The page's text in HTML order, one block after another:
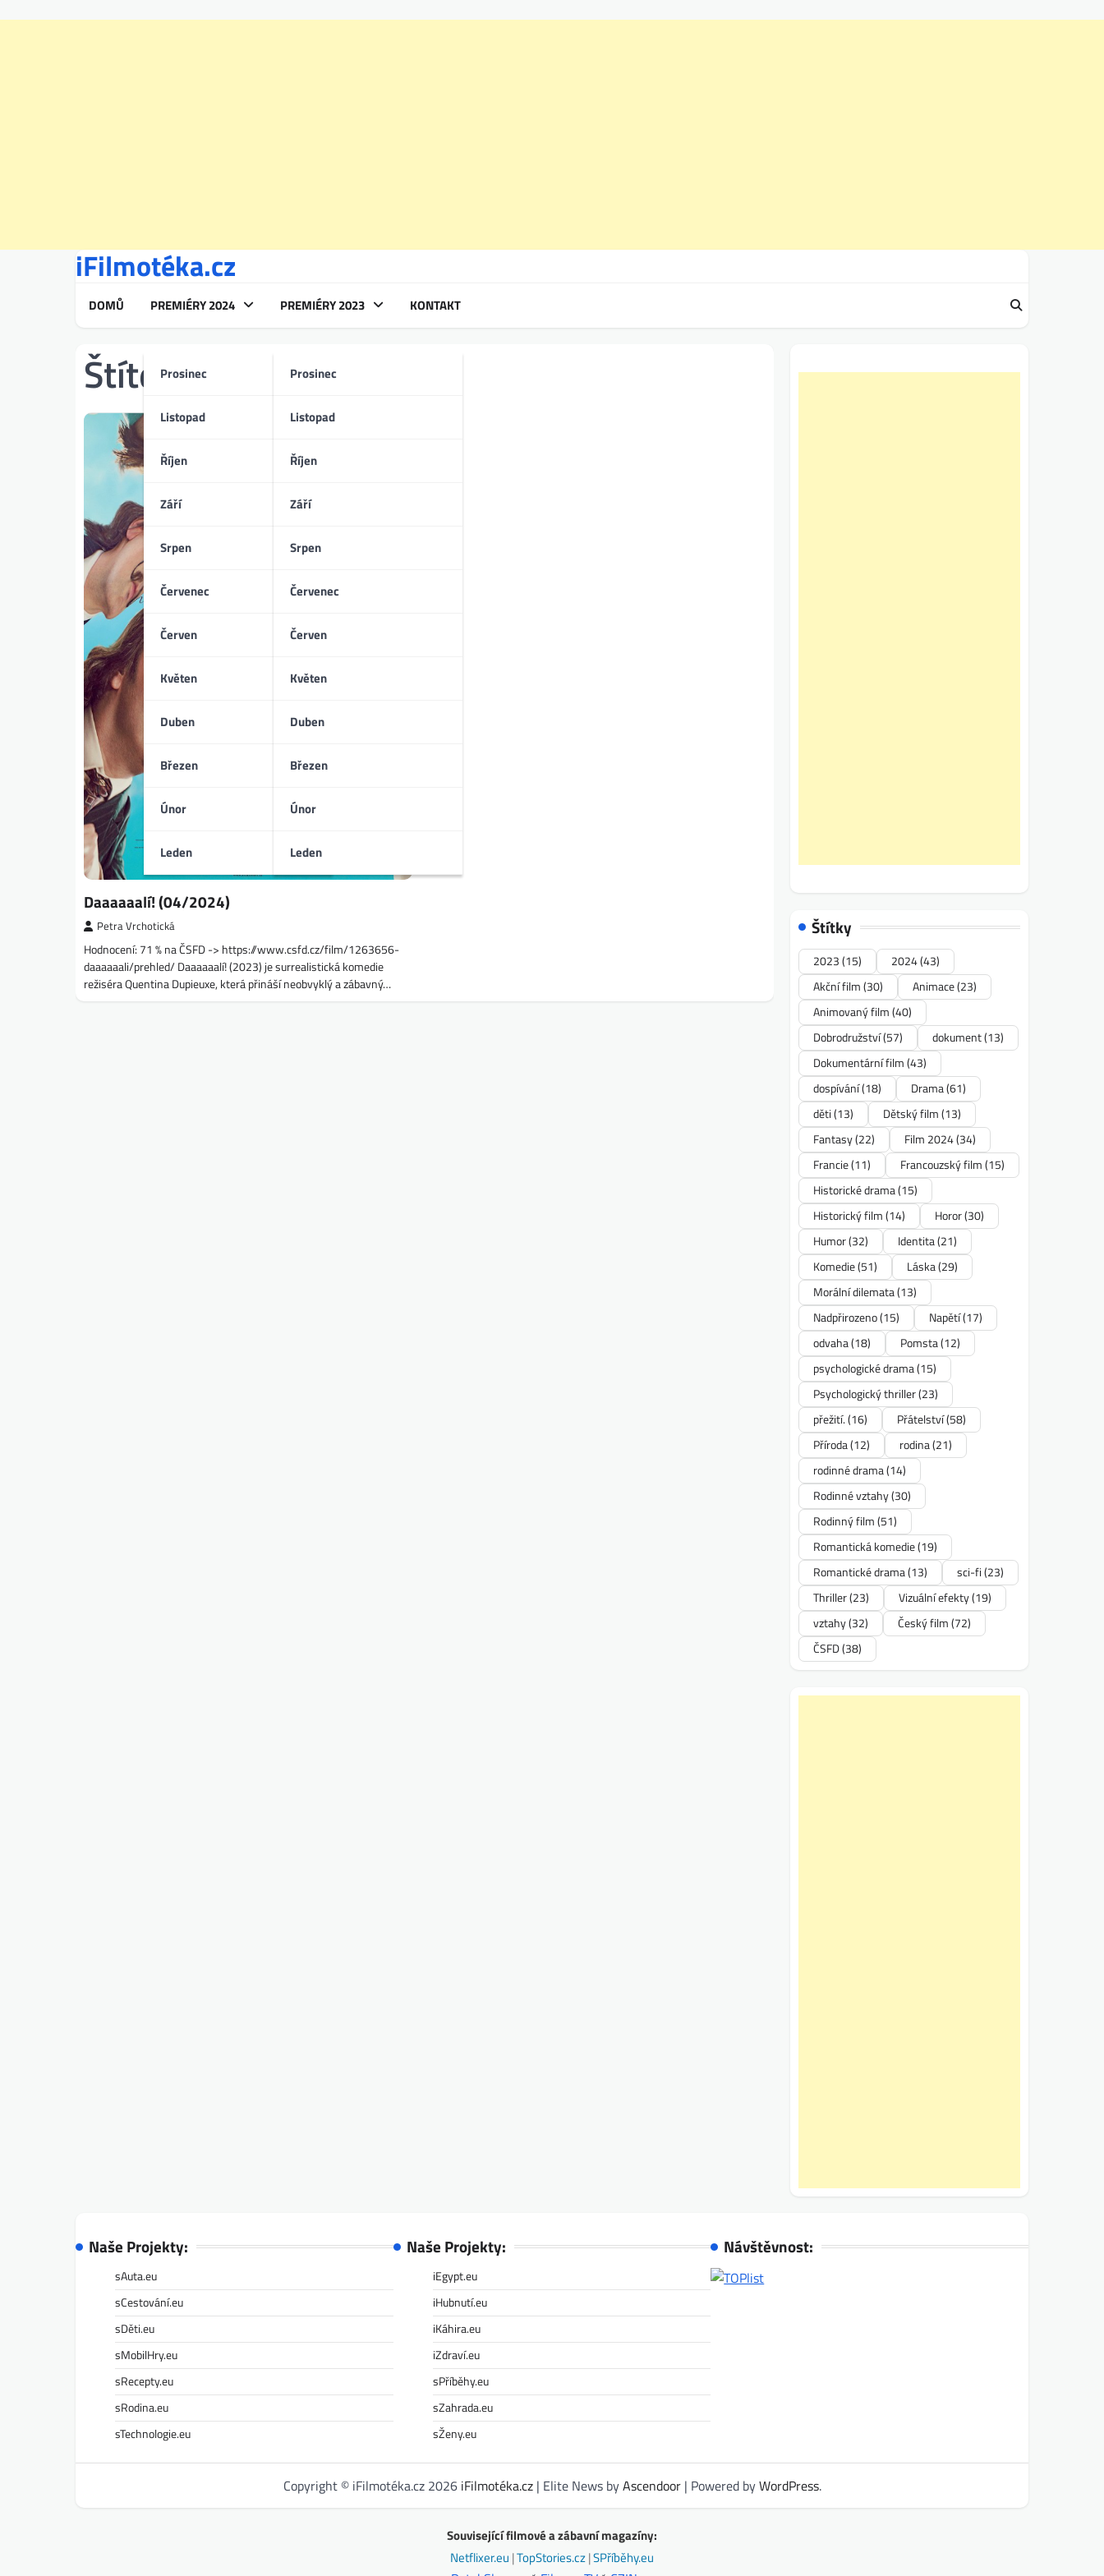
iFilmotéka.cz
DOMŮ PREMIÉRY 2024
Prosinec
Listopad
Říjen
Září
Srpen
Červenec
Červen
Květen
Duben
Březen
Únor
Leden
PREMIÉRY 2023
Prosinec
Listopad
Říjen
Září
Srpen
Červenec
Červen
Květen
Duben
Březen
Únor
Leden
KONTAKT
Štítek:Daaaaaalí!
Daaaaaalí! (04/2024)
Petra Vrchotická
Hodnocení: 71 % na ČSFD -> https://www.csfd.cz/film/1263656-
daaaaaali/prehled/ Daaaaaalí! (2023) je surrealistická komedie
režiséra Quentina Dupieuxe, která přináší neobvyklý a zábavný…
Štítky
2023(15) 2024(43)
Akční film(30) Animace(23)
Animovaný film(40)
Dobrodružství(57) dokument(13)
Dokumentární film(43)
dospívání(18) Drama(61)
děti(13) Dětský film(13)
Fantasy(22) Film 2024(34)
Francie(11) Francouzský film(15)
Historické drama(15)
Historický film(14) Horor(30)
Humor(32) Identita(21)
Komedie(51) Láska(29)
Morální dilemata(13)
Nadpřirozeno(15) Napětí(17)
odvaha(18) Pomsta(12)
psychologické drama(15)
Psychologický thriller(23)
přežití.(16) Přátelství(58)
Příroda(12) rodina(21)
rodinné drama(14)
Rodinné vztahy(30)
Rodinný film(51)
Romantická komedie(19)
Romantické drama(13) sci-fi(23)
Thriller(23) Vizuální efekty(19)
vztahy(32) Český film(72)
ČSFD(38)
Naše Projekty:
sAuta.eu
sCestování.eu
sDěti.eu
sMobilHry.eu
sRecepty.eu
sRodina.eu
sTechnologie.eu
Naše Projekty:
iEgypt.eu
iHubnutí.eu
iKáhira.eu
iZdraví.eu
sPříběhy.eu
sZahrada.eu
sŽeny.eu
Návštěvnost:
Copyright © iFilmotéka.cz 2026 iFilmotéka.cz| Elite News byAscendoor| Powered byWordPress.
Související filmové a zábavní magazíny:
Netflixer.eu |TopStories.cz|SPříběhy.eu